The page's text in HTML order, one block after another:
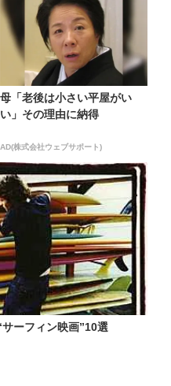
母「老後は小さい平屋がい
い」その理由に納得
AD(株式会社ウェブサポート)
ーフィン映画”10選